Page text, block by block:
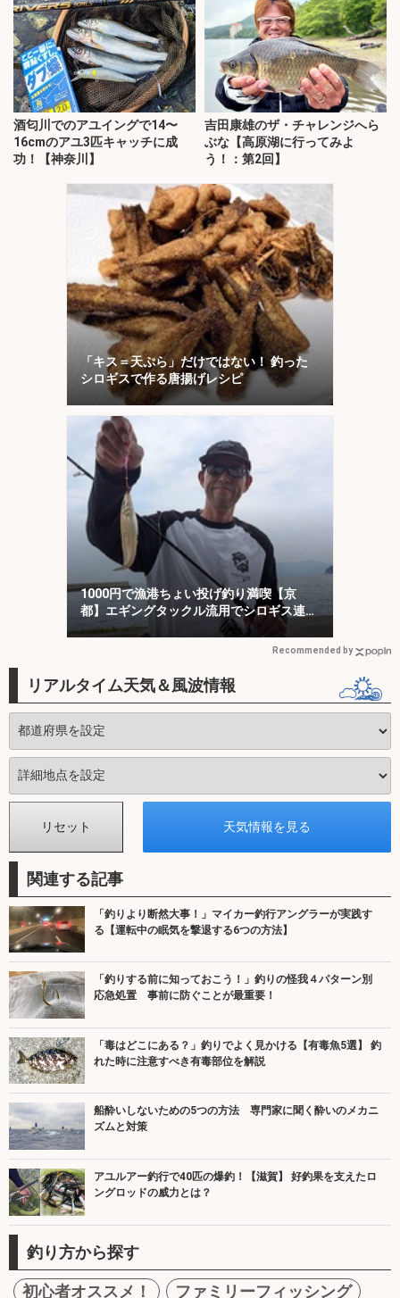
酒匂川でのアユイングで14〜
16cmのアユ3匹キャッチに成
功！【神奈川】
吉田康雄のザ・チャレンジへら
ぶな【高原湖に行ってみよ
う！：第2回】
「キス＝天ぷら」だけではない！ 釣った
シロギスで作る唐揚げレシピ
1000円で漁港ちょい投げ釣り満喫【京
都】エギングタックル流用でシロギス連
発！
Recommended by
リアルタイム天気＆風波情報
関連する記事
「釣りより断然大事！」マイカー釣行アングラーが実践す
る【運転中の眠気を撃退する6つの方法】
「釣りする前に知っておこう！」釣りの怪我４パターン別
応急処置 事前に防ぐことが最重要！
「毒はどこにある？」釣りでよく見かける【有毒魚5選】 釣
れた時に注意すべき有毒部位を解説
船酔いしないための5つの方法 専門家に聞く酔いのメカニ
ズムと対策
アユルアー釣行で40匹の爆釣！【滋賀】 好釣果を支えたロ
ングロッドの威力とは？
釣り方から探す
初心者オススメ！ ファミリーフィッシング